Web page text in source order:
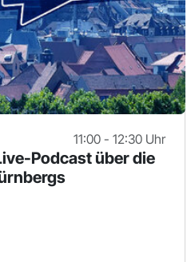
11:00 - 12:30 Uhr
Podcast über die